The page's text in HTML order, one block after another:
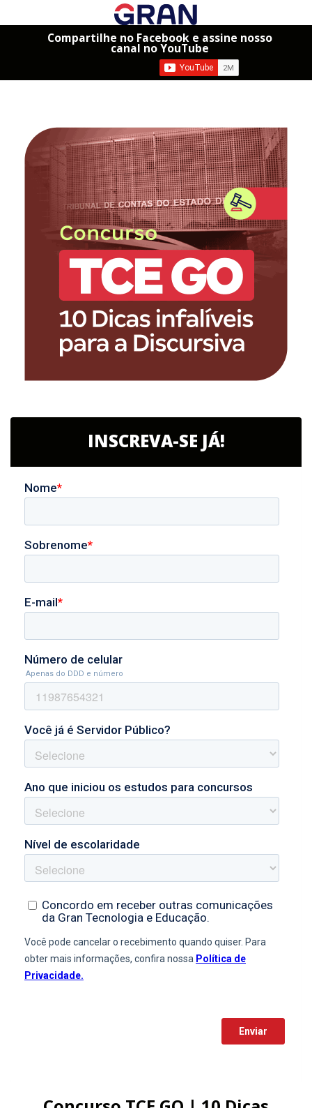
Compartilhe no Facebook e assine nosso
canal no YouTube
INSCREVA-SE JÁ!